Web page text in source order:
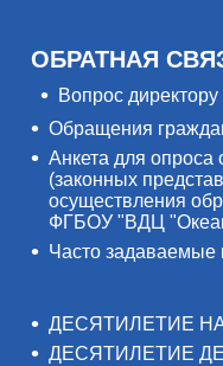
ОБРАТНАЯ
Вопрос директору
Обращения
Анкета для опроса
(законных
осуществления
ФГБОУ "ВДЦ
Часто задаваемые
ДЕСЯТИЛЕТИЕ
ДЕСЯТИЛЕТИЕ